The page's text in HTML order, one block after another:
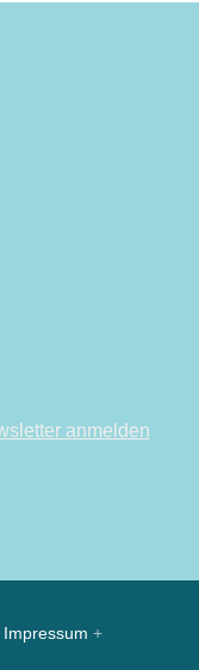
Impressum +